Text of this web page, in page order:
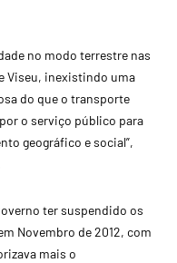
no modo terrestre nas
Viseu, inexistindo uma
do que o transporte
o serviço público para
geográfico e social”,
ter suspendido os
Novembro de 2012, com
mais o